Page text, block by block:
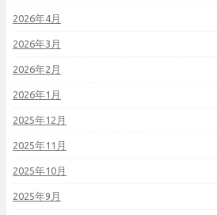
2026年4月
2026年3月
2026年2月
2026年1月
2025年12月
2025年11月
2025年10月
2025年9月